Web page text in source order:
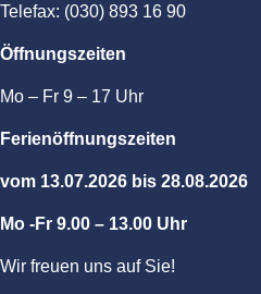
Telefax: (030) 893 16 90
Öffnungszeiten
Mo – Fr 9 – 17 Uhr
Ferienöffnungszeiten
vom 13.07.2026 bis 28.08.2026
Mo -Fr 9.00 – 13.00 Uhr
Wir freuen uns auf Sie!